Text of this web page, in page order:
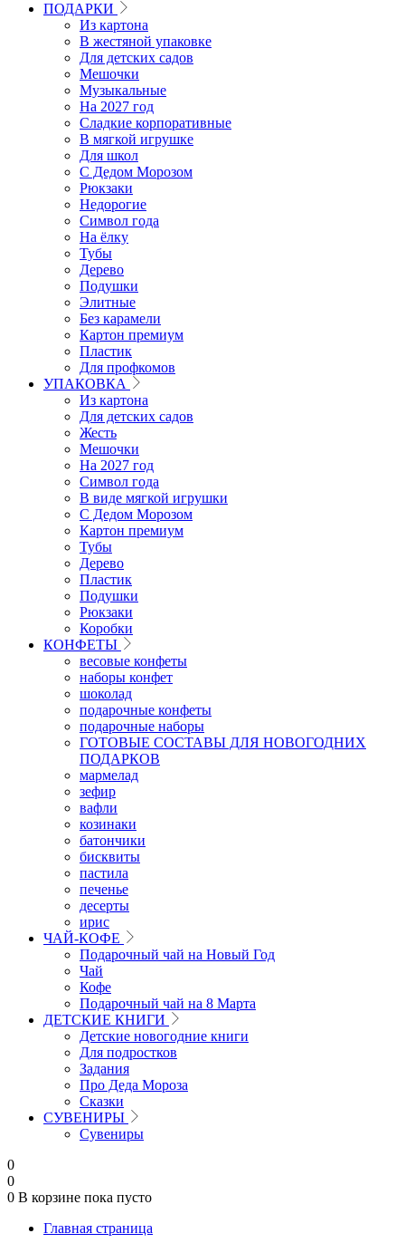
ПОДАРКИ
Из картона
В жестяной упаковке
Для детских садов
Мешочки
Музыкальные
На 2027 год
Сладкие корпоративные
В мягкой игрушке
Для школ
С Дедом Морозом
Рюкзаки
Недорогие
Символ года
На ёлку
Тубы
Дерево
Подушки
Элитные
Без карамели
Картон премиум
Пластик
Для профкомов
УПАКОВКА
Из картона
Для детских садов
Жесть
Мешочки
На 2027 год
Символ года
В виде мягкой игрушки
С Дедом Морозом
Картон премиум
Тубы
Дерево
Пластик
Подушки
Рюкзаки
Коробки
КОНФЕТЫ
весовые конфеты
наборы конфет
шоколад
подарочные конфеты
подарочные наборы
ГОТОВЫЕ СОСТАВЫ ДЛЯ НОВОГОДНИХ
ПОДАРКОВ
мармелад
зефир
вафли
козинаки
батончики
бисквиты
пастила
печенье
десерты
ирис
ЧАЙ-КОФЕ
Подарочный чай на Новый Год
Чай
Кофе
Подарочный чай на 8 Марта
ДЕТСКИЕ КНИГИ
Детские новогодние книги
Для подростков
Задания
Про Деда Мороза
Сказки
СУВЕНИРЫ
Сувениры
0
0
0 В корзине пока пусто
Главная страница